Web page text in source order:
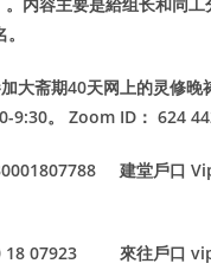
大斋期40天网上的灵修晚
9:30。 Zoom ID： 624
建堂戶口
18 07923 來往戶口